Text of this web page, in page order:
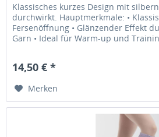
Klassisches kurzes Design mit
durchwirkt. Hauptmerkmale: •
Fersenöffnung • Glänzender Effekt
Garn • Ideal für Warm-up und
14,50 € *
Merken